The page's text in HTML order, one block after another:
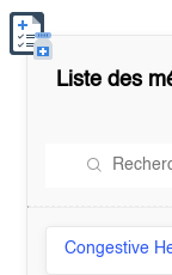
Liste des
Congestive